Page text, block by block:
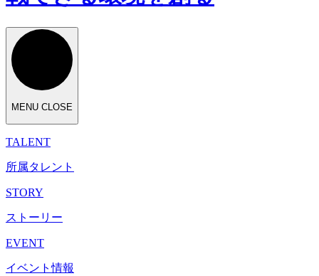
MENU CLOSE
TALENT
所属タレント
STORY
ストーリー
EVENT
イベント情報